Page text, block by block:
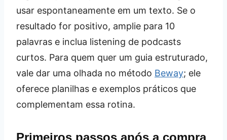
usar espontaneamente em um texto. Se o
resultado for positivo, amplie para 10
palavras e inclua listening de podcasts
curtos. Para quem quer um guia estruturado,
vale dar uma olhada no método Beway; ele
oferece planilhas e exemplos práticos que
complementam essa rotina.
Primeiros passos após a compra